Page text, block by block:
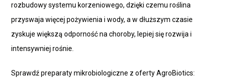
rozbudowy systemu korzeniowego, dzięki czemu roślina
przyswaja więcej pożywienia i wody, a w dłuższym czasie
zyskuje większą odporność na choroby, lepiej się rozwija i
intensywniej rośnie.
Sprawdź preparaty mikrobiologiczne z oferty AgroBiotics: